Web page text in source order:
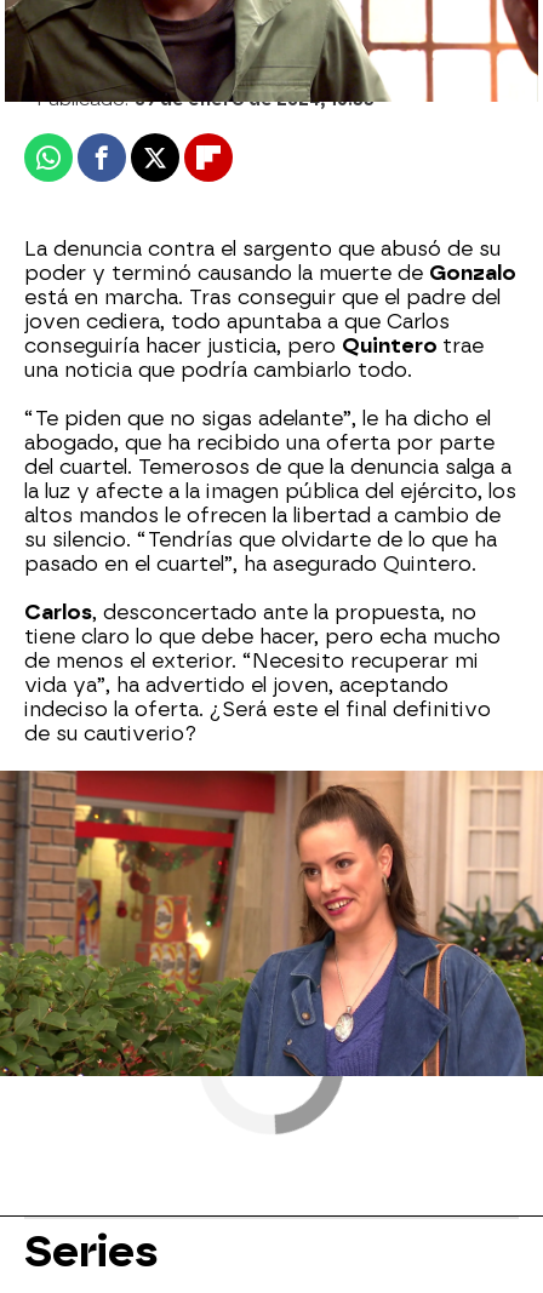
Sara Sanz Navarro
Publicado:09 de enero de 2024, 16:33
WhatsappFacebook
X Flipboard
La denuncia contra el sargento que abusó de su
poder y terminó causando la muerte de Gonzalo
está en marcha. Tras conseguir que el padre del
joven cediera, todo apuntaba a que Carlos
conseguiría hacer justicia, pero Quintero trae
una noticia que podría cambiarlo todo.
“Te piden que no sigas adelante”, le ha dicho el
abogado, que ha recibido una oferta por parte
del cuartel. Temerosos de que la denuncia salga a
la luz y afecte a la imagen pública del ejército, los
altos mandos le ofrecen la libertad a cambio de
su silencio. “Tendrías que olvidarte de lo que ha
pasado en el cuartel”, ha asegurado Quintero.
Carlos, desconcertado ante la propuesta, no
tiene claro lo que debe hacer, pero echa mucho
de menos el exterior. “Necesito recuperar mi
vida ya”, ha advertido el joven, aceptando
indeciso la oferta. ¿Será este el final definitivo
de su cautiverio?
Antena 3 » Series » Amar es para siempre » Momentos
Series